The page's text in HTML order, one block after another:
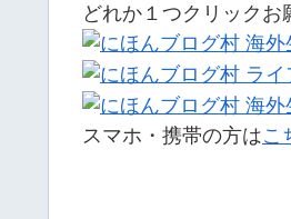
どれか１つクリックお
スマホ・携帯の方はこ